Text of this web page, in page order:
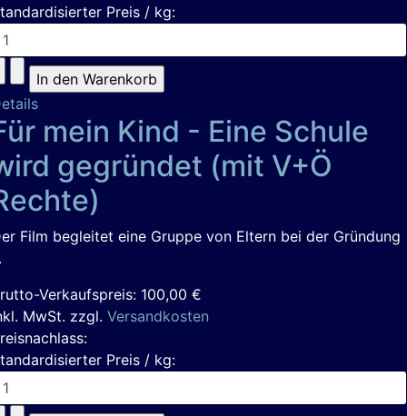
Preis / kg:
mein Kind - Eine Schule
gegründet (mit V+Ö
Film begleitet eine Gruppe von Eltern bei der Gründung
Verkaufspreis: 100,00 €
MwSt. zzgl. Versandkosten
Preis / kg: